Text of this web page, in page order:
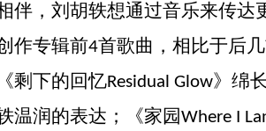
伴，刘胡轶想通过音乐来传达
作专辑前4首歌曲，相比于后
剩下的回忆Residual Glow》绵
温润的表达；《家园Where I